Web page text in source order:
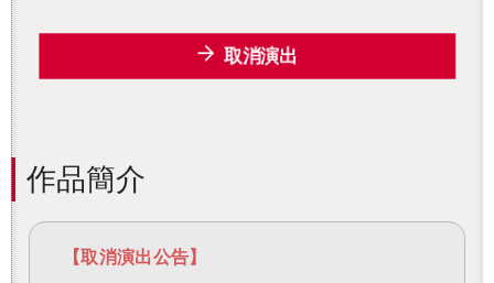
取消演出
作品簡介
【取消演出公告】